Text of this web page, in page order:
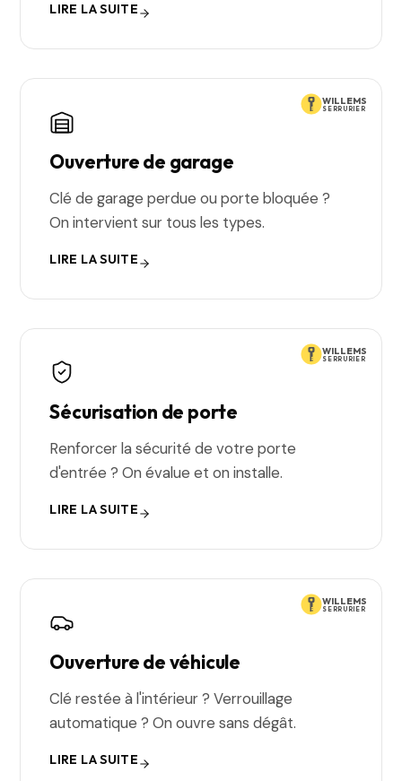
LIRE LA SUITE
WILLEMS
SERRURIER
Ouverture de garage
Clé de garage perdue ou porte bloquée ?
On intervient sur tous les types.
LIRE LA SUITE
WILLEMS
SERRURIER
Sécurisation de porte
Renforcer la sécurité de votre porte
d'entrée ? On évalue et on installe.
LIRE LA SUITE
WILLEMS
SERRURIER
Ouverture de véhicule
Clé restée à l'intérieur ? Verrouillage
automatique ? On ouvre sans dégât.
LIRE LA SUITE